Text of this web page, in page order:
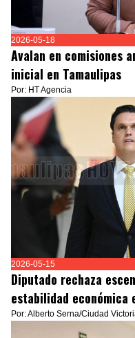
2026-05-18
Avalan en comisiones
inicial en Tamaulipas
Por: HT Agencia
2026-05-15
Diputado rechaza
estabilidad económica
Por: Alberto Serna/Ciudad